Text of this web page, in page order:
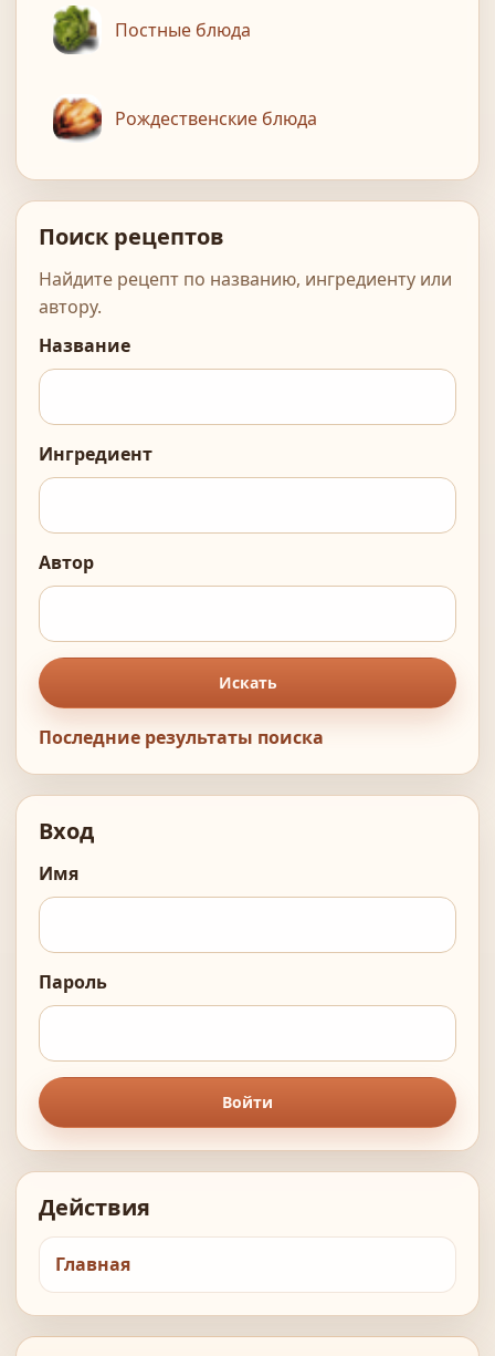
Постные блюда
Рождественские блюда
Поиск рецептов
Найдите рецепт по названию, ингредиенту или
автору.
Название
Ингредиент
Автор
Искать
Последние результаты поиска
Вход
Имя
Пароль
Войти
Действия
Главная